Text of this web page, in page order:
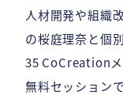
人材開発や組織
の桜庭理奈と個
35 CoCreation
無料セッションで